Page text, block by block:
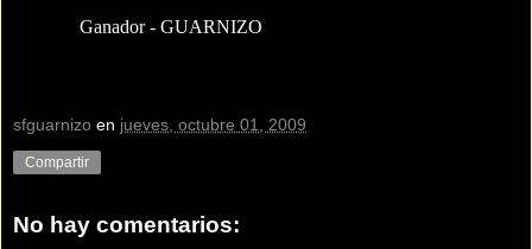
Ganador - GUARNIZO
sfguarnizo en jueves, octubre 01, 2009
Compartir
No hay comentarios: